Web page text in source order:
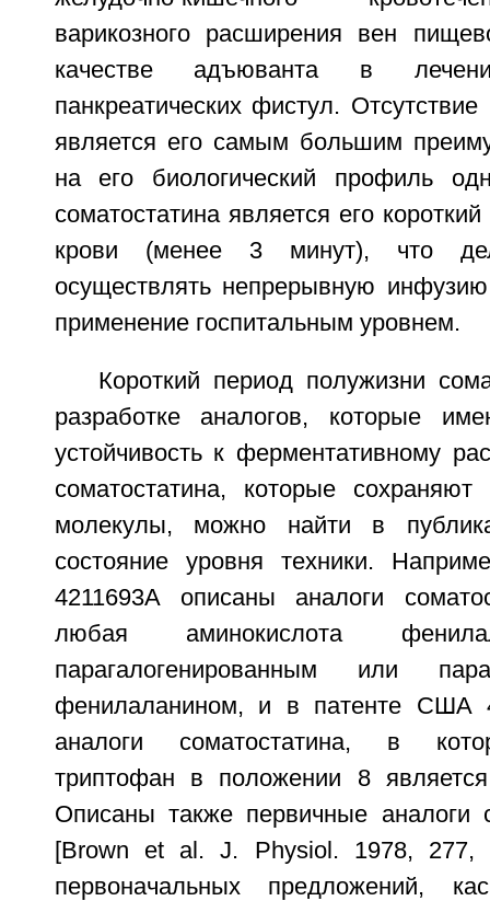
варикозного расширения вен
качестве адъюванта в
панкреатических фистул.
является его самым большим
на его биологический профиль
соматостатина является его
крови (менее 3 минут), что
осуществлять непрерывную
применение госпитальным уровнем.
Короткий период полужизни
разработке аналогов, которые
устойчивость к ферментативному
соматостатина, которые сохраняют
молекулы, можно найти в
состояние уровня техники.
4211693А описаны аналоги
любая аминокислота
парагалогенированным или
фенилаланином, и в патенте США
аналоги соматостатина, в
триптофан в положении 8
Описаны также первичные аналоги
[Brown et al. J. Physiol. 1978, 277,
первоначальных предложений,